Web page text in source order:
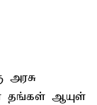
அரசு
தங்கள் ஆயுள்